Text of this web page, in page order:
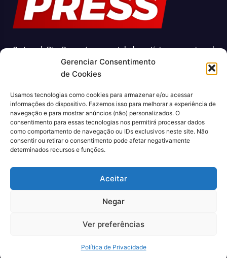
Gerenciar Consentimento
de Cookies
Usamos tecnologias como cookies para armazenar e/ou acessar
informações do dispositivo. Fazemos isso para melhorar a experiência de
navegação e para mostrar anúncios (não) personalizados. O
consentimento para essas tecnologias nos permitirá processar dados
como comportamento de navegação ou IDs exclusivos neste site. Não
consentir ou retirar o consentimento pode afetar negativamente
determinados recursos e funções.
Aceitar
Negar
Ver preferências
Política de Privacidade
O Jornal Rio Press é um portal de notícias e um jornal
impresso que cobre diversas notícias sobre a cidade do
Rio de Janeiro. Com uma abordagem abrangente e
sobre política, economia, cultura, entre outros temas
relevantes para a população carioca. Além disso, o Jornal
Rio Press oferece conteúdo exclusivo em sua versão
online, trazendo ainda mais facilidade e comodidade para
seus leitores.
CNPJ: 43.699.442/0001-80
© 2022, Agência Padan.Todos os direitos reservados
Quem Somos Contato